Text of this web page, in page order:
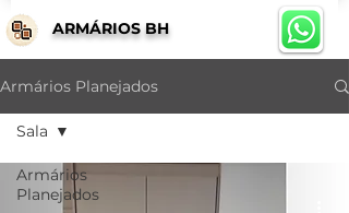
ARMÁRIOS BH
Armários Planejados
Armários
Planejados
Sala